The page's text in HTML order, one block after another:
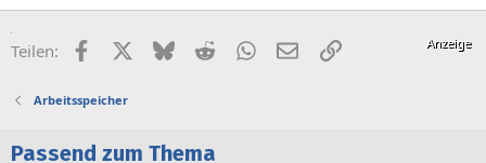
Teilen: FacebookX (Twitter)
BlueskyRedditWhatsApp
E-MailLink
Arbeitsspeicher
Passend zum Thema